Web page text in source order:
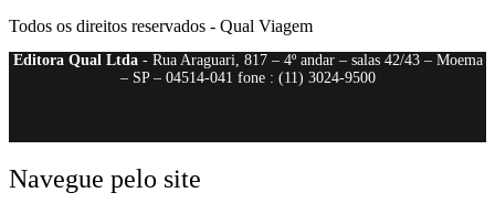
Todos os direitos reservados - Qual Viagem
Editora Qual Ltda- Rua Araguari, 817 – 4º andar – salas 42/43 – Moema
– SP – 04514-041 fone : (11) 3024-9500
Navegue pelo site